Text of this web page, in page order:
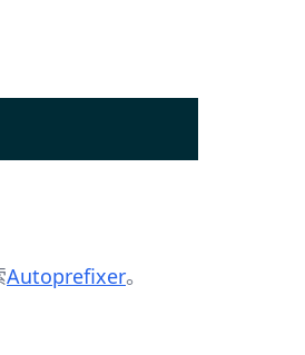
Autoprefixer。